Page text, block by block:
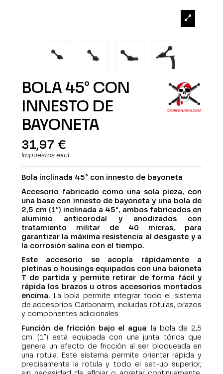
BOLA 45° CON
INNESTO DE
BAYONETA
31,97 €
Impuestos excl.
Bola inclinada 45° con innesto de bayoneta
Accesorio fabricado como una sola pieza, con
una base con innesto de bayoneta y una bola de
2,5 cm (1”) inclinada a 45°, ambos fabricados en
aluminio anticorodal y anodizados con
tratamiento militar de 40 micras, para
garantizar la máxima resistencia al desgaste y a
la corrosión salina con el tiempo.
Este accesorio se acopla rápidamente a
pletinas o housings equipados con una baioneta
T de partida y permite retirar de forma fácil y
rápida los brazos u otros accesorios montados
encima. La bola permite integrar todo el sistema
de accesorios Carbonarm, incluidas rótulas, brazos
y componentes adicionales.
Función de fricción bajo el agua: la bola de 2,5
cm (1”) está equipada con una junta tórica que
genera un efecto de fricción al ser bloqueada en
una rotula. Este sistema permite orientar rápida y
precisamente la rotula y todo el set-up superior,